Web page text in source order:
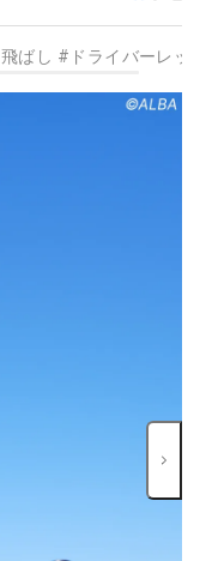
飛ばし # ドライバーレッ